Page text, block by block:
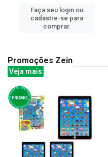
Faça seu login ou
cadastre-se para
comprar.
Promoções Zein
Veja mais